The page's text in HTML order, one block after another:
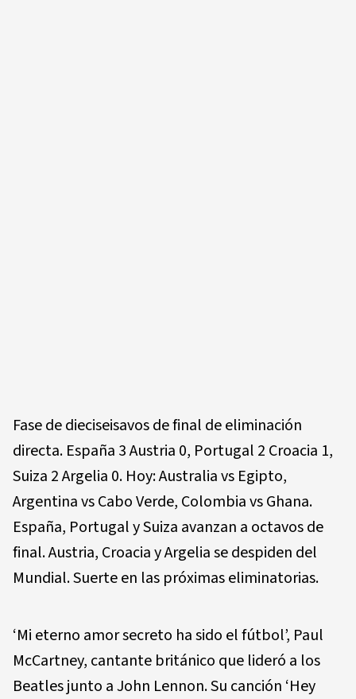
Fase de dieciseisavos de final de eliminación
directa. España 3 Austria 0, Portugal 2 Croacia 1,
Suiza 2 Argelia 0. Hoy: Australia vs Egipto,
Argentina vs Cabo Verde, Colombia vs Ghana.
España, Portugal y Suiza avanzan a octavos de
final. Austria, Croacia y Argelia se despiden del
Mundial. Suerte en las próximas eliminatorias.
‘Mi eterno amor secreto ha sido el fútbol’, Paul
McCartney, cantante británico que lideró a los
Beatles junto a John Lennon. Su canción ‘Hey